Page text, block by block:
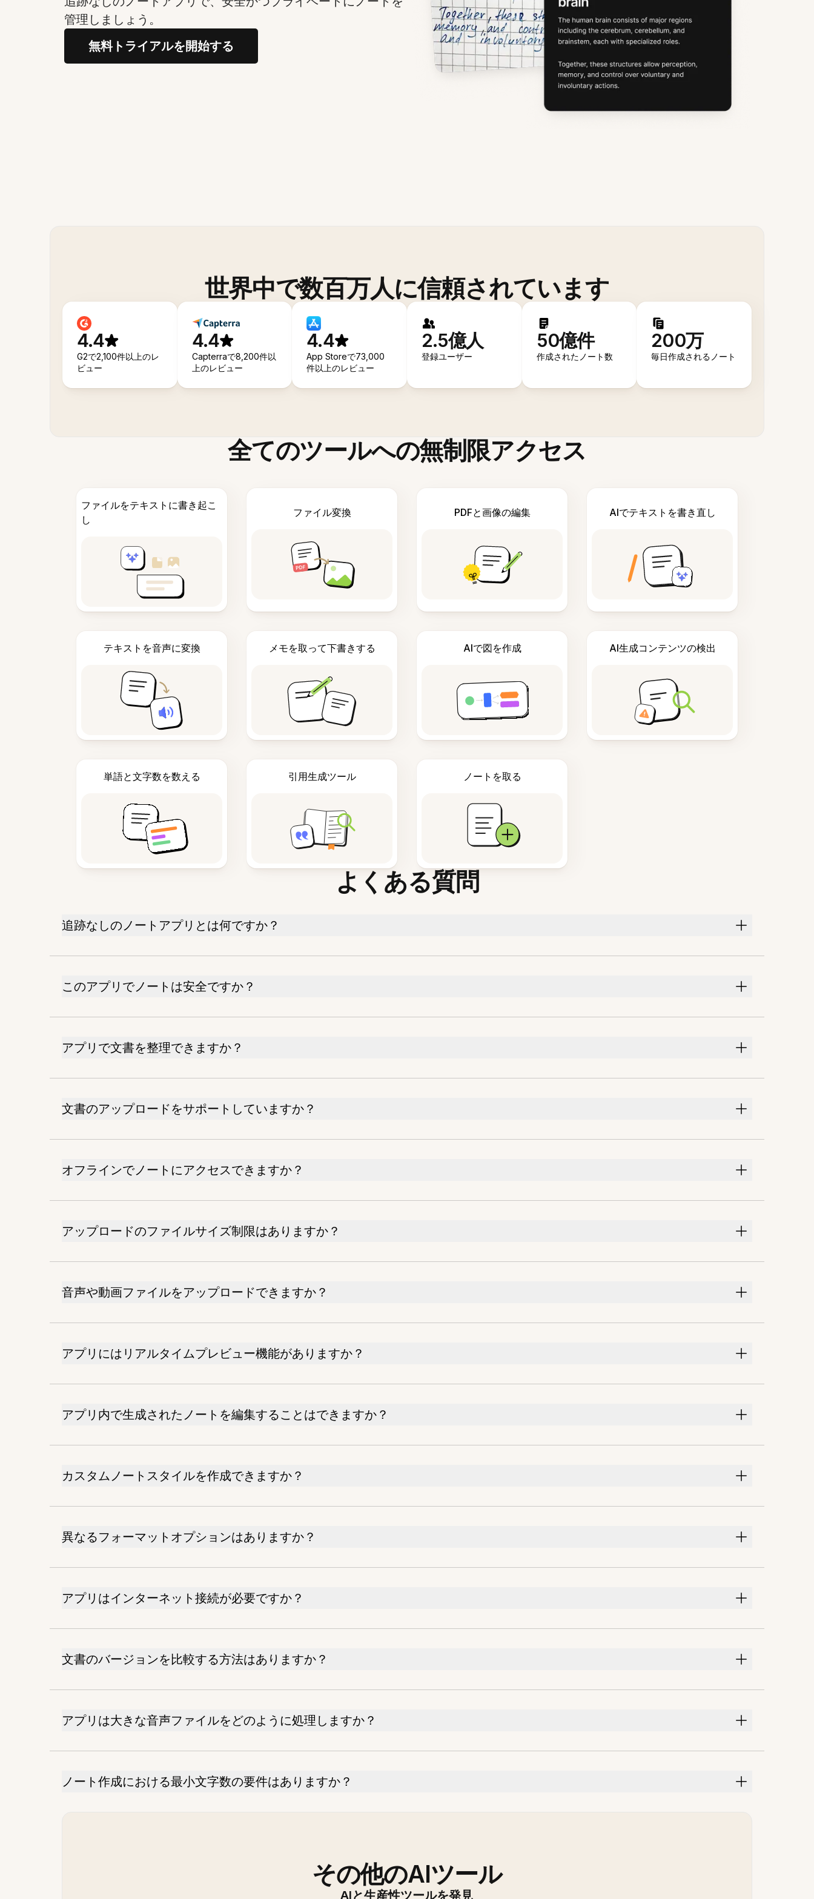
管理しましょう。
無料トライアルを開始する
世界中で数百万人に信頼されています
4.4
G2で2,100件以上のレ
ビュー
4.4
Capterraで8,200件以
上のレビュー
4.4
App Storeで73,000
件以上のレビュー
2.5億人
登録ユーザー
50億件
作成されたノート数
200万
毎日作成されるノート
全てのツールへの無制限アクセス
ファイルをテキストに書き起こ
し
ファイル変換 PDFと画像の編集 AIでテキストを書き直し
テキストを音声に変換 メモを取って下書きする AIで図を作成 AI生成コンテンツの検出
単語と文字数を数える 引用生成ツール ノートを取る
よくある質問
追跡なしのノートアプリとは何ですか？
このアプリでノートは安全ですか？
アプリで文書を整理できますか？
文書のアップロードをサポートしていますか？
オフラインでノートにアクセスできますか？
アップロードのファイルサイズ制限はありますか？
音声や動画ファイルをアップロードできますか？
アプリにはリアルタイムプレビュー機能がありますか？
アプリ内で生成されたノートを編集することはできますか？
カスタムノートスタイルを作成できますか？
異なるフォーマットオプションはありますか？
アプリはインターネット接続が必要ですか？
文書のバージョンを比較する方法はありますか？
アプリは大きな音声ファイルをどのように処理しますか？
ノート作成における最小文字数の要件はありますか？
その他のAIツール
AIと生産性ツールを発見